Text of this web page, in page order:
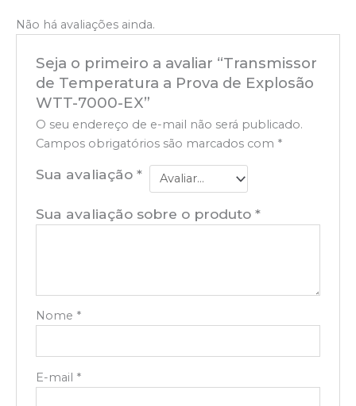
Não há avaliações ainda.
Seja o primeiro a avaliar “Transmissor
de Temperatura a Prova de Explosão
WTT-7000-EX”
O seu endereço de e-mail não será publicado.
Campos obrigatórios são marcados com *
Sua avaliação*
Sua avaliação sobre o produto*
Nome *
E-mail *